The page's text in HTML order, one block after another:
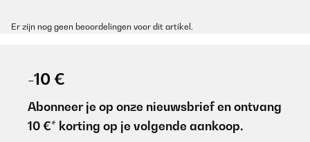
Er zijn nog geen beoordelingen voor dit artikel.
-10 €
Abonneer je op onze nieuwsbrief en ontvang
10 €* korting op je volgende aankoop.